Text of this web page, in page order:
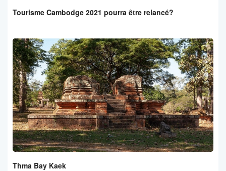
Tourisme Cambodge 2021 pourra être relancé?
Thma Bay Kaek